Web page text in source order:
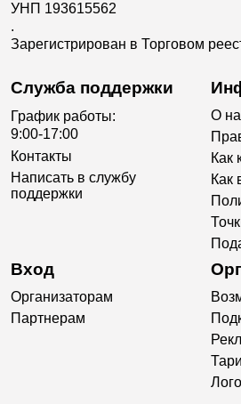
УНП 193615562
.
Зарегистрирован в Торговом
Служба поддержки
График работы:
9:00-17:00
Контакты
Написать в службу
поддержки
О
Как
Как
Вход
Организаторам
Партнерам